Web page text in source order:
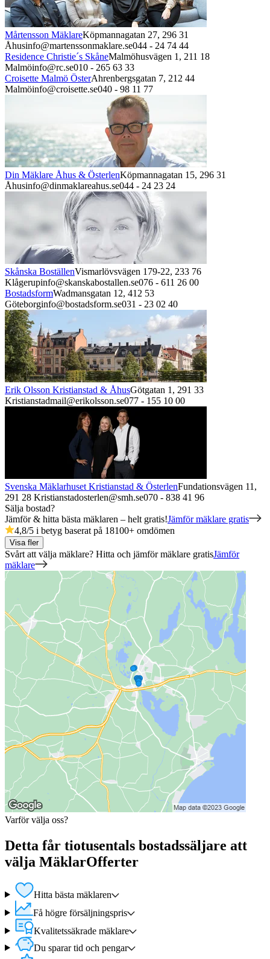
Mårtensson MäklareKöpmannagatan 27, 296 31
Åhusinfo@martenssonmaklare.se044 - 24 74 44
Residence Christie´s SkåneMalmöhusvägen 1, 211 18
Malmöinfo@rc.se010 - 265 63 33
Croisette Malmö ÖsterAhrenbergsgatan 7, 212 44
Malmöinfo@croisette.se040 - 98 11 77
Din Mäklare Åhus & ÖsterlenKöpmannagatan 15, 296 31
Åhusinfo@dinmaklareahus.se044 - 24 23 24
Skånska BoställenVismarlövsvägen 179-22, 233 76
Klågerupinfo@skanskabostallen.se076 - 611 26 00
BostadsformWadmansgatan 12, 412 53
Göteborginfo@bostadsform.se031 - 23 02 40
Erik Olsson Kristianstad & ÅhusGötgatan 1, 291 33
Kristianstadmail@erikolsson.se077 - 155 10 00
Svenska Mäklarhuset Kristianstad & ÖsterlenFundationsvägen 11,
291 28 Kristianstadosterlen@smh.se070 - 838 41 96
Sälja bostad?
Jämför & hitta bästa mäklaren – helt gratis!Jämför mäklare gratis
4,8/5 i betyg baserat på 18100+ omdömen
Visa fler
Svårt att välja mäklare? Hitta och jämför mäklare gratisJämför
mäklare
Varför välja oss?
Detta får tiotusentals bostadssäljare att
välja MäklarOfferter
Hitta bästa mäklaren
Få högre försäljningspris
Kvalitetssäkrade mäklare
Du sparar tid och pengar